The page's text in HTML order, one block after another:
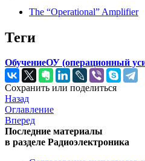
The “Operational” Amplifier
Теги
ОбучениеОУ (операционный
Сохранить или поделиться
Назад
Оглавление
Вперед
Последние материалы
в разделе Радиоэлектроника